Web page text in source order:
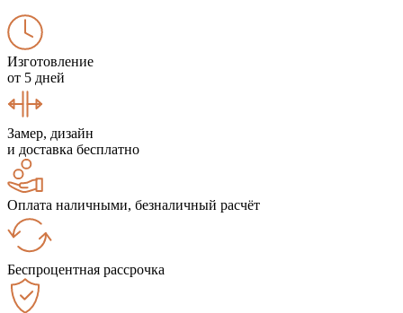
Изготовление
от 5 дней
Замер, дизайн
и доставка бесплатно
Оплата наличными, безналичный расчёт
Беспроцентная рассрочка